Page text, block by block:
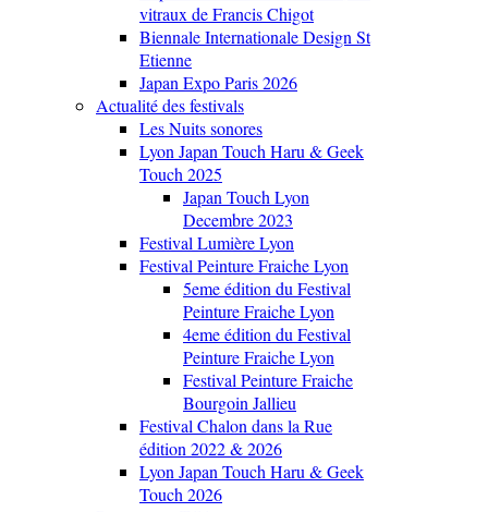
vitraux de Francis Chigot
Biennale Internationale Design St
Etienne
Japan Expo Paris 2026
Actualité des festivals
Les Nuits sonores
Lyon Japan Touch Haru & Geek
Touch 2025
Japan Touch Lyon
Decembre 2023
Festival Lumière Lyon
Festival Peinture Fraiche Lyon
5eme édition du Festival
Peinture Fraiche Lyon
4eme édition du Festival
Peinture Fraiche Lyon
Festival Peinture Fraiche
Bourgoin Jallieu
Festival Chalon dans la Rue
édition 2022 & 2026
Lyon Japan Touch Haru & Geek
Touch 2026